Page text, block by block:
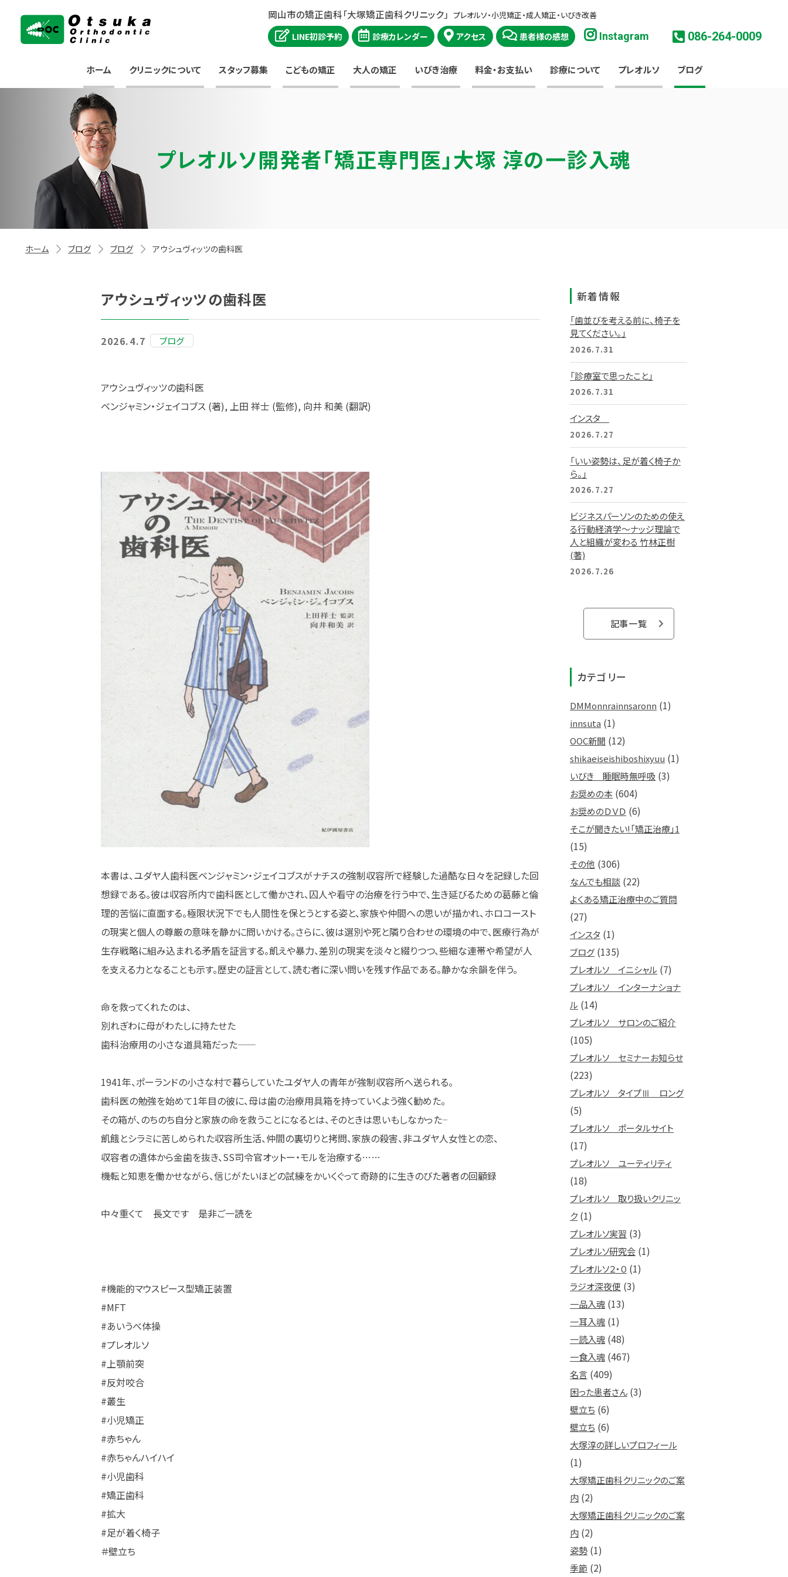
岡山市の矯正歯科「大塚矯正歯科クリニック」 プレオルソ・小児矯正・成人矯正・いびき改善
LINE初診予約 診療カレンダー アクセス 患者様の感想 Instagram 086-264-0009
ホーム クリニックについて スタッフ募集 こどもの矯正 大人の矯正 いびき治療 料金・お支払い 診療について プレオルソ ブログ
プレオルソ開発者「矯正専門医」大塚 淳の一診入魂
ホーム ブログ ブログ アウシュヴィッツの歯科医
アウシュヴィッツの歯科医
2026.4.7 ブログ
アウシュヴィッツの歯科医
ベンジャミン・ジェイコブス (著), 上田 祥士 (監修), 向井 和美 (翻訳)
本書は、ユダヤ人歯科医ベンジャミン・ジェイコブスがナチスの強制収容所で経験した過酷な日々を記録した回
想録である。彼は収容所内で歯科医として働かされ、囚人や看守の治療を行う中で、生き延びるための葛藤と倫
理的苦悩に直面する。極限状況下でも人間性を保とうとする姿と、家族や仲間への思いが描かれ、ホロコースト
の現実と個人の尊厳の意味を静かに問いかける。さらに、彼は選別や死と隣り合わせの環境の中で、医療行為が
生存戦略に組み込まれる矛盾を証言する。飢えや暴力、差別の現実を淡々と綴りつつ、些細な連帯や希望が人
を支える力となることも示す。歴史の証言として、読む者に深い問いを残す作品である。静かな余韻を伴う。
命を救ってくれたのは、
別れぎわに母がわたしに持たせた
歯科治療用の小さな道具箱だった――
1941年、ポーランドの小さな村で暮らしていたユダヤ人の青年が強制収容所へ送られる。
歯科医の勉強を始めて1年目の彼に、母は歯の治療用具箱を持っていくよう強く勧めた。
その箱が、のちのち自分と家族の命を救うことになるとは、そのときは思いもしなかった――
飢餓とシラミに苦しめられた収容所生活、仲間の裏切りと拷問、家族の殺害、非ユダヤ人女性との恋、
収容者の遺体から金歯を抜き、SS司令官オットー・モルを治療する……
機転と知恵を働かせながら、信じがたいほどの試練をかいくぐって奇跡的に生きのびた著者の回顧録
中々重くて 長文です 是非ご一読を
#機能的マウスピース型矯正装置
#MFT
#あいうべ体操
#プレオルソ
#上顎前突
#反対咬合
#叢生
#小児矯正
#赤ちゃん
#赤ちゃんハイハイ
#小児歯科
#矯正歯科
#拡大
#足が着く椅子
＃壁立ち
新着情報
「歯並びを考える前に、椅子を
見てください。」
2026.7.31
「診療室で思ったこと」
2026.7.31
インスタ
2026.7.27
「いい姿勢は、足が着く椅子か
ら。」
2026.7.27
ビジネスパーソンのための使え
る行動経済学～ナッジ理論で
人と組織が変わる 竹林正樹
(著)
2026.7.26
記事一覧
カテゴリー
DMMonnrainnsaronn (1)
innsuta (1)
OOC新聞 (12)
shikaeiseishiboshixyuu (1)
いびき 睡眠時無呼吸 (3)
お奨めの本 (604)
お奨めのＤＶＤ (6)
そこが聞きたい!「矯正治療」1
(15)
その他 (306)
なんでも相談 (22)
よくある矯正治療中のご質問
(27)
インスタ (1)
ブログ(135)
プレオルソ イニシャル (7)
プレオルソ インターナショナ
ル (14)
プレオルソ サロンのご紹介
(105)
プレオルソ セミナーお知らせ
(223)
プレオルソ タイプⅢ ロング
(5)
プレオルソ ポータルサイト
(17)
プレオルソ ユーティリティ
(18)
プレオルソ 取り扱いクリニッ
ク (1)
プレオルソ実習 (3)
プレオルソ研究会 (1)
プレオルソ２・０ (1)
ラジオ深夜便 (3)
一品入魂 (13)
一耳入魂 (1)
一読入魂 (48)
一食入魂 (467)
名言 (409)
困った患者さん(3)
壁立ち (6)
壁立ち (6)
大塚淳の詳しいプロフィール
(1)
大塚矯正歯科クリニックのご案
内 (2)
大塚矯正歯科クリニックのご案
内 (2)
姿勢 (1)
季節 (2)